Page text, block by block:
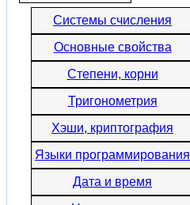
Системы счисления
Основные свойства
Степени, корни
Тригонометрия
Хэши, криптография
Языки программирования
Дата и время